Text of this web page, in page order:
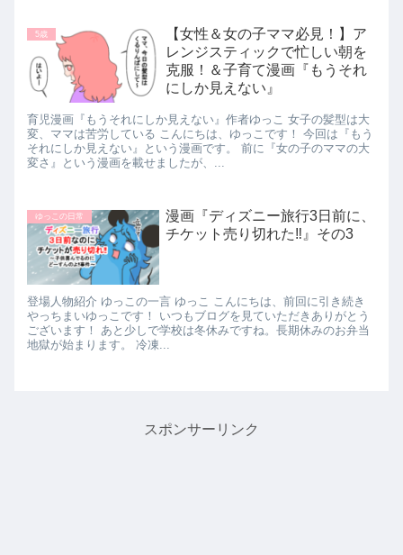
5歳
【女性＆女の子ママ必見！】ア
レンジスティックで忙しい朝を
克服！＆子育て漫画『もうそれ
にしか見えない』
育児漫画『もうそれにしか見えない』作者ゆっこ 女子の髪型は大
変、ママは苦労している こんにちは、ゆっこです！ 今回は『もう
それにしか見えない』という漫画です。 前に『女の子のママの大
変さ』という漫画を載せましたが、...
ゆっこの日常
漫画『ディズニー旅行3日前に、
チケット売り切れた‼』その3
登場人物紹介 ゆっこの一言 ゆっこ こんにちは、前回に引き続き
やっちまいゆっこです！ いつもブログを見ていただきありがとう
ございます！ あと少しで学校は冬休みですね。長期休みのお弁当
地獄が始まります。 冷凍...
スポンサーリンク